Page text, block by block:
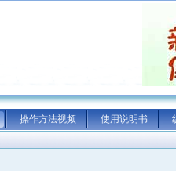
操作方法视频 使用说明书